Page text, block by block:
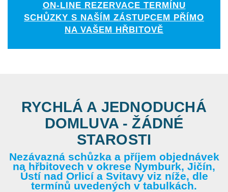
ON-LINE REZERVACE TERMÍNU
SCHŮZKY S NAŠÍM ZÁSTUPCEM PŘÍMO
NA VAŠEM HŘBITOVĚ
RYCHLÁ A JEDNODUCHÁ
DOMLUVA - ŽÁDNÉ
STAROSTI
Nezávazná schůzka a příjem objednávek
na hřbitovech v okrese Nymburk, Jičín,
Ústí nad Orlicí a Svitavy viz níže, dle
termínů uvedených v tabulkách.